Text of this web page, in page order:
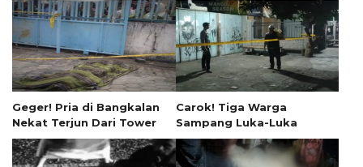
Geger! Pria di Bangkalan
Nekat Terjun Dari Tower
Carok! Tiga Warga
Sampang Luka-Luka